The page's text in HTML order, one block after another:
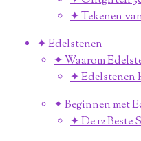
✦ Tekenen
✦ Edelstenen
✦ Waarom
✦ Edelstenen
✦ Beginnen met
✦ De 12